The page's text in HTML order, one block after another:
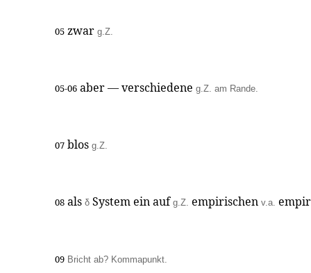
05 zwar g.Z.
05-06 aber — verschiedene g.Z. am Rande.
07 blos g.Z.
08 als δ System ein auf g.Z. empirischen v.a.
09 Bricht ab? Kommapunkt.